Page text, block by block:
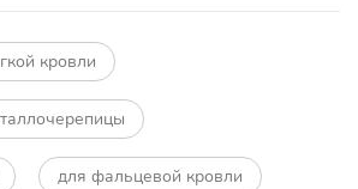
кровли
для фальцевой кровли